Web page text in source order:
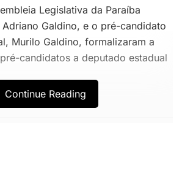
Legislativa da Paraíba
Galdino, e o pré-candidato
Murilo Galdino, formalizaram a
candidatos a deputado estadual
Continue Reading